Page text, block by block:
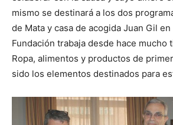
mismo se destinará a los dos
de Mata y casa de acogida Juan Gil
Fundación trabaja desde hace mucho
Ropa, alimentos y productos de
sido los elementos destinados para